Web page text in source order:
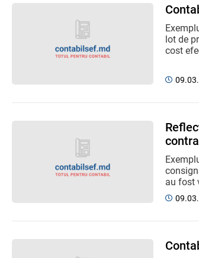
lot de
cost
au fost